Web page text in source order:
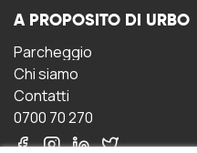
A PROPOSITO DI URBO
Parcheggio
Chi siamo
Contatti
0700 70 270